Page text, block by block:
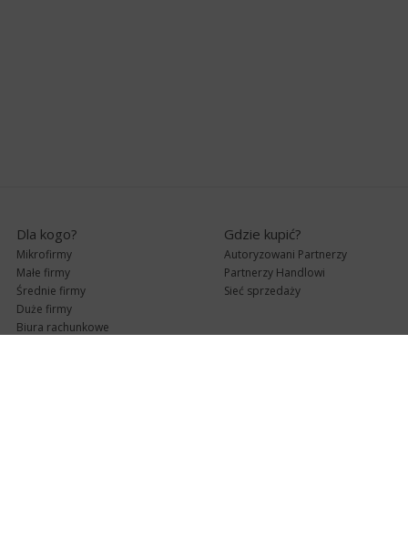
Dla kogo?
Mikrofirmy
Małe firmy
Średnie firmy
Duże firmy
Biura rachunkowe
Gdzie kupić?
Autoryzowani Partnerzy
Partnerzy Handlowi
Sieć sprzedaży